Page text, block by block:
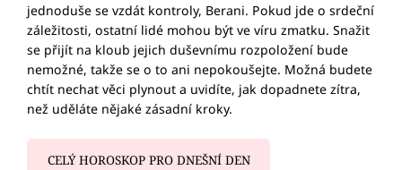
jednoduše se vzdát kontroly, Berani. Pokud jde o srdeční
záležitosti, ostatní lidé mohou být ve víru zmatku. Snažit
se přijít na kloub jejich duševnímu rozpoložení bude
nemožné, takže se o to ani nepokoušejte. Možná budete
chtít nechat věci plynout a uvidíte, jak dopadnete zítra,
než uděláte nějaké zásadní kroky.
CELÝ HOROSKOP PRO DNEŠNÍ DEN